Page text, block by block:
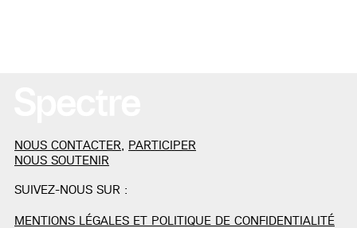
NOUS CONTACTER PARTICIPER
NOUS SOUTENIR
SUIVEZ-NOUS SUR :
MENTIONS LÉGALES ET POLITIQUE DE CONFIDENTIALITÉ